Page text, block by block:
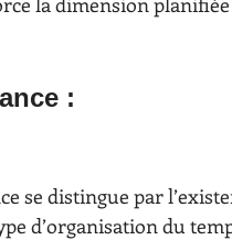
:
se distingue par
d’organisation du